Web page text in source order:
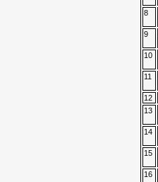
8
9
10
11
12
13
14
15
16